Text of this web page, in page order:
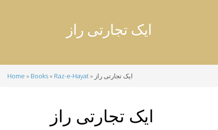
ایک تجارتی راز
Home Books Raz-e-Hayat ایک تجارتی راز
ایک تجارتی راز